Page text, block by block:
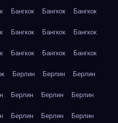
Бангкок Бангкок Бангкок
Бангкок Бангкок Бангкок
Бангкок Бангкок Бангкок
Берлин Берлин Берлин
Берлин Берлин Берлин
Берлин Берлин Берлин